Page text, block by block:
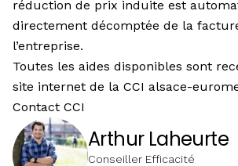
réduction de prix induite est
directement décomptée de la
l’entreprise.
Toutes les aides disponibles sont
site internet de la CCI alsace-
Contact CCI
Arthur Laheurte
Conseiller Efficacité